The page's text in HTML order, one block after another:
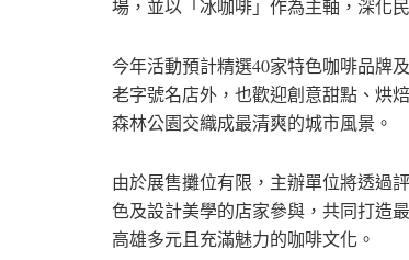
場，並以「冰咖啡」作為主軸，深化
今年活動預計精選40家特色咖啡品牌
老字號名店外，也歡迎創意甜點、烘
森林公園交織成最清爽的城市風景。
由於展售攤位有限，主辦單位將透過
色及設計美學的店家參與，共同打造
高雄多元且充滿魅力的咖啡文化。